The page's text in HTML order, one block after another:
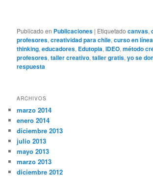
Publicado en Publicaciones | Etiquetado canvas,
profesores,creatividad para chile,curso en
thinking,educadores, Edutopia,IDEO,método
profesores,taller creativo,taller gratis,yo se
respuesta
ARCHIVOS
marzo 2014
enero 2014
diciembre 2013
julio 2013
mayo 2013
marzo 2013
diciembre 2012